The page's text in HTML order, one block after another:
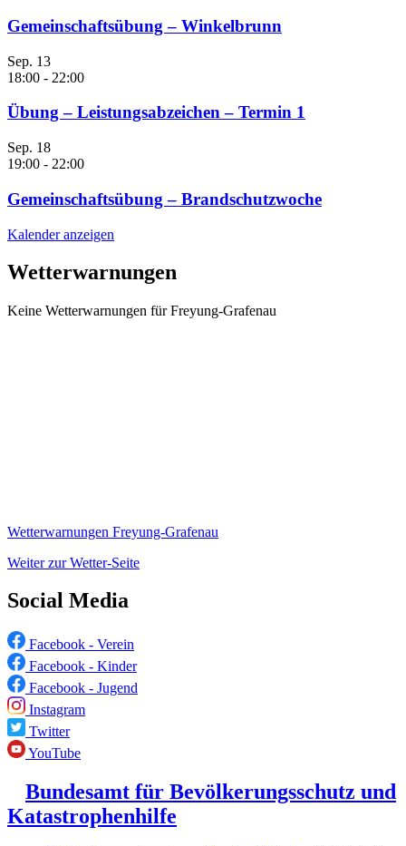
Gemeinschaftsübung – Winkelbrunn
Sep. 13
18:00 - 22:00
Übung – Leistungsabzeichen – Termin 1
Sep. 18
19:00 - 22:00
Gemeinschaftsübung – Brandschutzwoche
Kalender anzeigen
Wetterwarnungen
Keine Wetterwarnungen für Freyung-Grafenau
Wetterwarnungen Freyung-Grafenau
Weiter zur Wetter-Seite
Social Media
Facebook - Verein
Facebook - Kinder
Facebook - Jugend
Instagram
Twitter
YouTube
Bundesamt für Bevölkerungsschutz und
Katastrophenhilfe